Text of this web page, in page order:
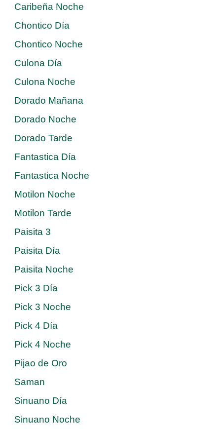
Caribeña Noche
Chontico Día
Chontico Noche
Culona Día
Culona Noche
Dorado Mañana
Dorado Noche
Dorado Tarde
Fantastica Día
Fantastica Noche
Motilon Noche
Motilon Tarde
Paisita 3
Paisita Día
Paisita Noche
Pick 3 Día
Pick 3 Noche
Pick 4 Día
Pick 4 Noche
Pijao de Oro
Saman
Sinuano Día
Sinuano Noche